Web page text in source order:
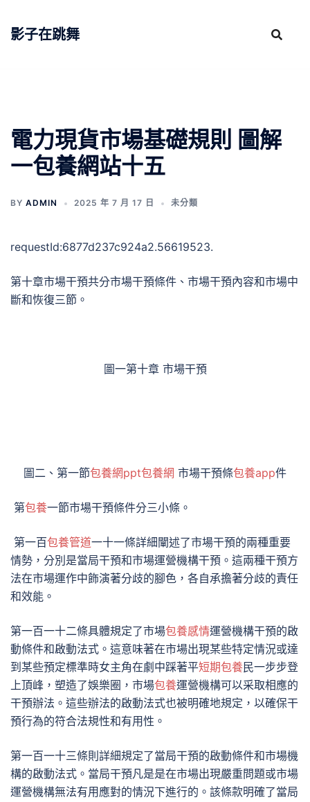
影子在跳舞
電力現貨市場基礎規則 圖解
一包養網站十五
BY ADMIN 2025 年 7 月 17 日 未分類
requestId:6877d237c924a2.56619523.
第十章市場干預共分市場干預條件、市場干預內容和市場中
斷和恢復三節。
圖一第十章 市場干預
圖二、第一節包養網ppt包養網 市場干預條包養app件
第包養一節市場干預條件分三小條。
第一百包養管道一十一條詳細闡述了市場干預的兩種重要
情勢，分別是當局干預和市場運營機構干預。這兩種干預方
法在市場運作中飾演著分歧的腳色，各自承擔著分歧的責任
和效能。
第一百一十二條具體規定了市場包養感情運營機構干預的啟
動條件和啟動法式。這意味著在市場出現某些特定情況或達
到某些預定標準時女主角在劇中踩著平短期包養民一步步登
上頂峰，塑造了娛樂圈，市場包養運營機構可以采取相應的
干預辦法。這些辦法的啟動法式也被明確地規定，以確保干
預行為的符合法規性和有用性。
第一百一十三條則詳細規定了當局干預的啟動條件和市場機
構的啟動法式。當局干預凡是是在市場出現嚴重問題或市場
運營機構無法有用應對的情況下進行的。該條款明確了當局